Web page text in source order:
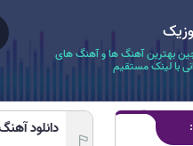
بهترین آهنگ ها و آهنگ های
با لینک مستقیم
دانلود